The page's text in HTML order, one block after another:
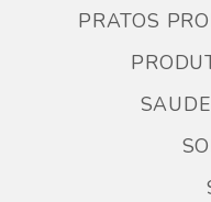
PRATOS